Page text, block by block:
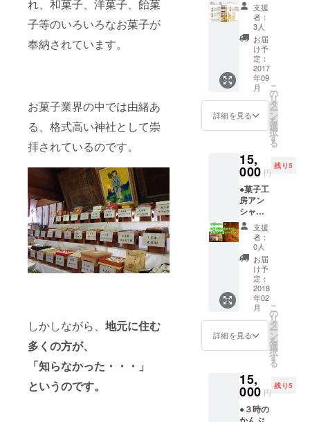
れ、和菓子、洋菓子、飴菓
子等のいろいろなお菓子が
奉納されています。
お菓子業界の中では由緒あ
る、格式高い神社として崇
拝されているのです。
しかしながら、 地元に住む
多くの方が、
「知らなかった・・・」
というのです。
risapan
堀田理
沙（日
本アイ
シング
クッ
キー協
会 認定
講師）
にご提
供いた
を精密
濾過し
た仕込
み水を
用い、
麹と酛
米には
山田錦
を使っ
ている
こだわ
が女子
が胸
キュン
する
セット
をご用
意しま
した。
“梅どこ
ろ”和歌
山の自
慢、南
漬け込
んだ梅
酒に和
歌山の
有田み
かん１
００%
果汁を
加えた
みかん
梅酒、
国内産
の素材
をかけ
あわせ
た梅酒
や梅シ
れた６
本で
す。
支援
者：
3人
お届
け予
定：
2017
年09
月
詳細を見る
こ
の
リ
タ
ー
ン
を
選
択
す
る
15,
000 円
残り5
●菓子工
房アン
シャン
テ お
菓子
セット
5000円
相当の
お菓子
詰め合
わせ ※
季節に
より、
多少内
容が異
なる場
りま
す。 ●
下津み
かんに
支援
者：
0人
お届
け予
定：
2018
年02
月
詳細を見る
こ
の
リ
タ
ー
ン
を
選
択
す
る
15,
000 円
残り5
●３時の